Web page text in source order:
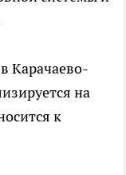
Карачаево-
на
к